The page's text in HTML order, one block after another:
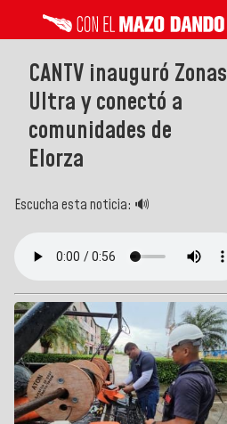
CANTV inauguró Zonas
Ultra y conectó a
comunidades de
Elorza
Escucha esta noticia: 🔊